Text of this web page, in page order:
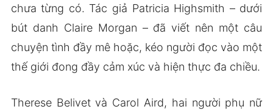
chưa từng có. Tác giả Patricia Highsmith – dưới
bút danh Claire Morgan – đã viết nên một câu
chuyện tình đầy mê hoặc, kéo người đọc vào một
thế giới đong đầy cảm xúc và hiện thực đa chiều.
Therese Belivet và Carol Aird, hai người phụ nữ